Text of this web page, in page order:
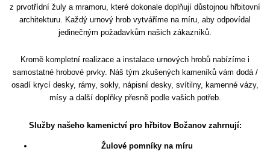
z prvotřídní žuly a mramoru, které dokonale doplňují důstojnou hřbitovní
architekturu. Každý urnový hrob vytváříme na míru, aby odpovídal
jedinečným požadavkům našich zákazníků.
Kromě kompletní realizace a instalace urnových hrobů nabízíme i
samostatné hrobové prvky. Náš tým zkušených kameníků vám dodá /
osadí krycí desky, rámy, sokly, nápisní desky, svítilny, kamenné vázy,
mísy a další doplňky přesně podle vašich potřeb.
Služby našeho kamenictví pro hřbitov Božanov zahrnují:
Žulové pomníky na míru